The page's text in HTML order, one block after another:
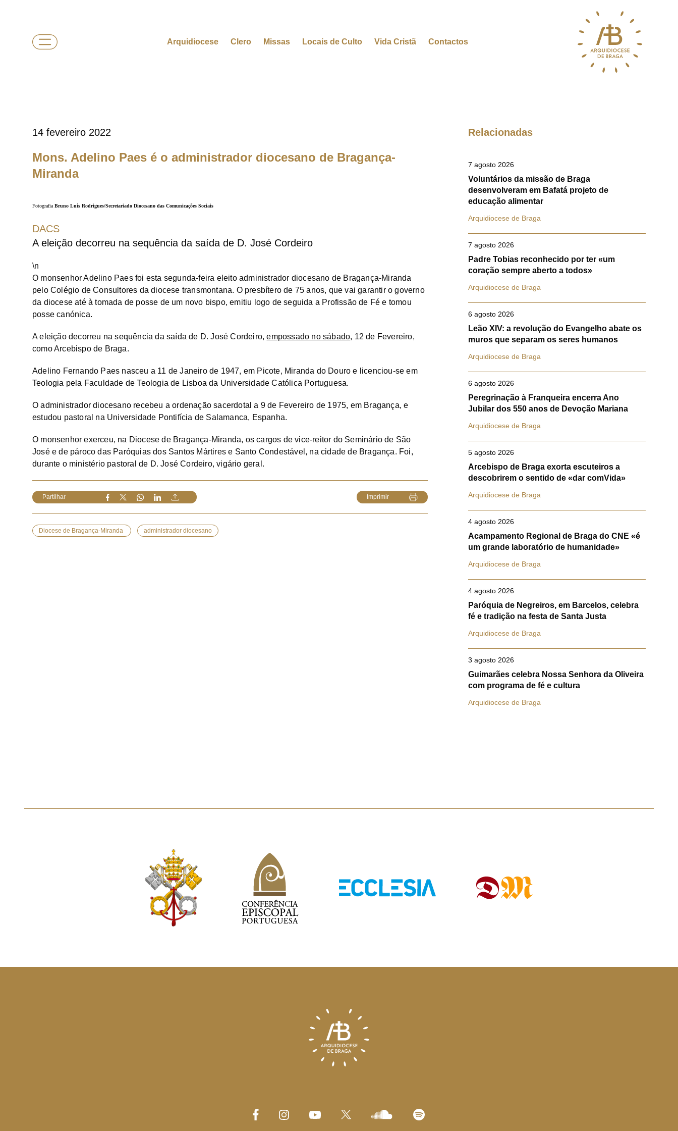
Arquidiocese Clero Missas Locais de Culto Vida Cristã Contactos
14 fevereiro 2022
Mons. Adelino Paes é o administrador diocesano de Bragança-
Miranda
Fotografia Bruno Luís Rodrigues/Secretariado Diocesano das Comunicações Sociais
DACS
A eleição decorreu na sequência da saída de D. José Cordeiro
\n
O monsenhor Adelino Paes foi esta segunda-feira eleito administrador diocesano de Bragança-Miranda
pelo Colégio de Consultores da diocese transmontana. O presbítero de 75 anos, que vai garantir o governo
da diocese até à tomada de posse de um novo bispo, emitiu logo de seguida a Profissão de Fé e tomou
posse canónica.
A eleição decorreu na sequência da saída de D. José Cordeiro,empossado no sábado, 12 de Fevereiro,
como Arcebispo de Braga.
Adelino Fernando Paes nasceu a 11 de Janeiro de 1947, em Picote, Miranda do Douro e licenciou-se em
Teologia pela Faculdade de Teologia de Lisboa da Universidade Católica Portuguesa.
O administrador diocesano recebeu a ordenação sacerdotal a 9 de Fevereiro de 1975, em Bragança, e
estudou pastoral na Universidade Pontifícia de Salamanca, Espanha.
O monsenhor exerceu, na Diocese de Bragança-Miranda, os cargos de vice-reitor do Seminário de São
José e de pároco das Paróquias dos Santos Mártires e Santo Condestável, na cidade de Bragança. Foi,
durante o ministério pastoral de D. José Cordeiro, vigário geral.
Partilhar Imprimir
Diocese de Bragança-Miranda administrador diocesano
Relacionadas
7 agosto 2026
Voluntários da missão de Braga
desenvolveram em Bafatá projeto de
educação alimentar
Arquidiocese de Braga
7 agosto 2026
Padre Tobias reconhecido por ter «um
coração sempre aberto a todos»
Arquidiocese de Braga
6 agosto 2026
Leão XIV: a revolução do Evangelho abate os
muros que separam os seres humanos
Arquidiocese de Braga
6 agosto 2026
Peregrinação à Franqueira encerra Ano
Jubilar dos 550 anos de Devoção Mariana
Arquidiocese de Braga
5 agosto 2026
Arcebispo de Braga exorta escuteiros a
descobrirem o sentido de «dar comVida»
Arquidiocese de Braga
4 agosto 2026
Acampamento Regional de Braga do CNE «é
um grande laboratório de humanidade»
Arquidiocese de Braga
4 agosto 2026
Paróquia de Negreiros, em Barcelos, celebra
fé e tradição na festa de Santa Justa
Arquidiocese de Braga
3 agosto 2026
Guimarães celebra Nossa Senhora da Oliveira
com programa de fé e cultura
Arquidiocese de Braga